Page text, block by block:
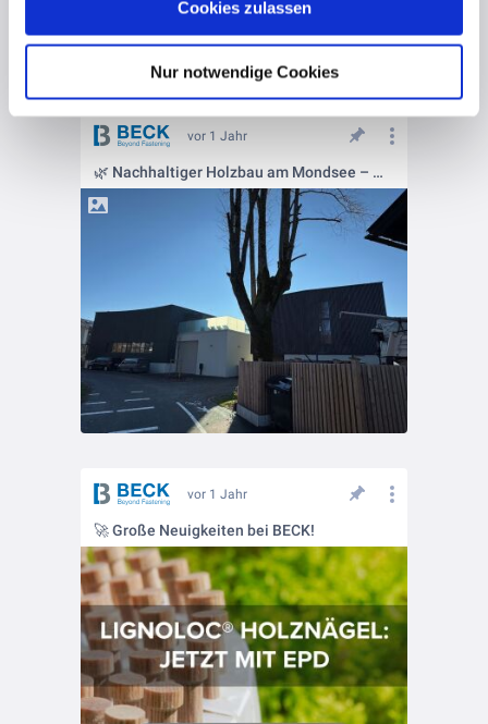
und unserImpressum.
Cookies zulassen
Nur notwendige Cookies
vor 1 Jahr
🌿 Nachhaltiger Holzbau am Mondsee – Mit LIGNOLOC® Holznägeln 🏡
vor 1 Jahr
🚀 Große Neuigkeiten bei BECK!